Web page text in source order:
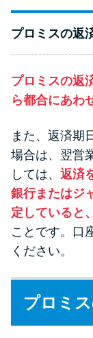
プロミスの返
プロミスの返
ら都合にあわ
また、返済期
場合は、翌営
しては、 返済
銀行またはジ
定していると
ことです。口
ください。
プロミ